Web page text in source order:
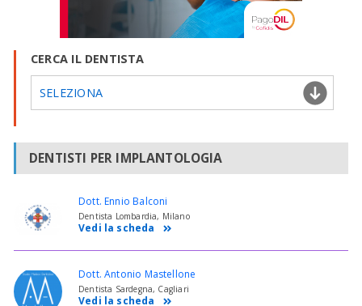
CERCA IL DENTISTA
SELEZIONA
DENTISTI PER IMPLANTOLOGIA
Dott. Ennio Balconi
Dentista Lombardia, Milano
Vedi la scheda
Dott. Antonio Mastellone
Dentista Sardegna, Cagliari
Vedi la scheda